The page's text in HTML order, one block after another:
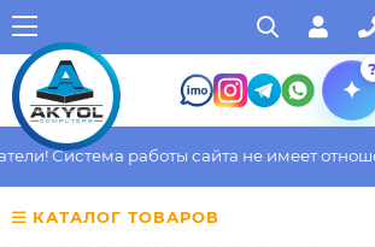
?
Система работы сайта не имеет
КАТАЛОГ ТОВАРОВ